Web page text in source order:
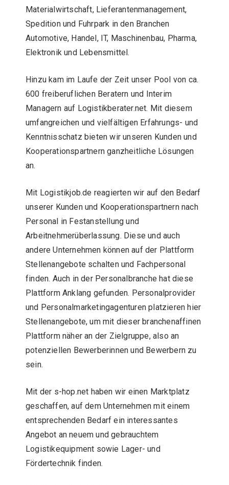
Materialwirtschaft, Lieferantenmanagement,
Spedition und Fuhrpark in den Branchen
Automotive, Handel, IT, Maschinenbau, Pharma,
Elektronik und Lebensmittel.
Hinzu kam im Laufe der Zeit unser Pool von ca.
600 freiberuflichen Beratern und Interim
Managern auf Logistikberater.net. Mit diesem
umfangreichen und vielfältigen Erfahrungs- und
Kenntnisschatz bieten wir unseren Kunden und
Kooperationspartnern ganzheitliche Lösungen
an.
Mit Logistikjob.de reagierten wir auf den Bedarf
unserer Kunden und Kooperationspartnern nach
Personal in Festanstellung und
Arbeitnehmerüberlassung. Diese und auch
andere Unternehmen können auf der Plattform
Stellenangebote schalten und Fachpersonal
finden. Auch in der Personalbranche hat diese
Plattform Anklang gefunden. Personalprovider
und Personalmarketingagenturen platzieren hier
Stellenangebote, um mit dieser branchenaffinen
Plattform näher an der Zielgruppe, also an
potenziellen Bewerberinnen und Bewerbern zu
sein.
Mit der s-hop.net haben wir einen Marktplatz
geschaffen, auf dem Unternehmen mit einem
entsprechenden Bedarf ein interessantes
Angebot an neuem und gebrauchtem
Logistikequipment sowie Lager- und
Fördertechnik finden.